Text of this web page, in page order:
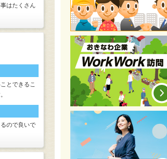
はたくさん
とできるこ
ので良いで